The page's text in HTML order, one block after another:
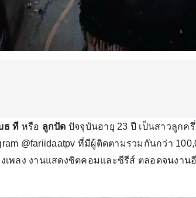
ธ ที หรือ ลูกปัด ปัจจุบันอายุ 23 ปี เป็นสาวลูกค
@fariidaatpv ที่มีผู้ติดตามรวมกันกว่า
งเพลง งานแสดงซิตคอมและซีรีส์ ตลอดจนงา